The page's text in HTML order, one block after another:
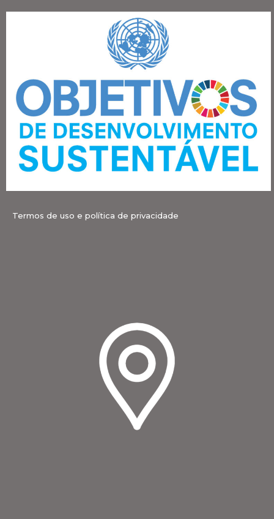
Termos de uso e política de privacidade